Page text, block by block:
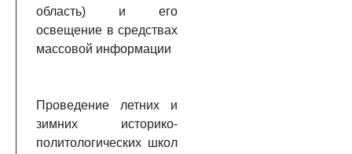
область) и его
освещение в средствах
массовой информации
Проведение летних и
зимних историко-
политологических школ